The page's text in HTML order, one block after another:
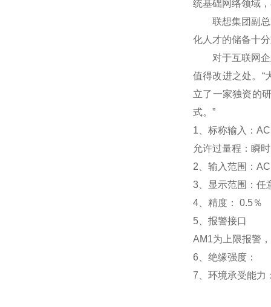
统基础网络领域
联想集团副总裁
化人才的储备十
对于互联网企业
值得改进之处。“
立了一家独资的
式。”
1 、标称输入：
允许过量程：瞬
2 、输入范围：
3
显示范围： 任
4 、精度： 0.5％
5
报警接口
AM1为上限报警
6
绝缘强度：
7
环境承受